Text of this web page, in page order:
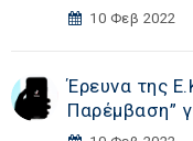
10 Φεβ 2022
Έρευνα της
Παρέμβαση”